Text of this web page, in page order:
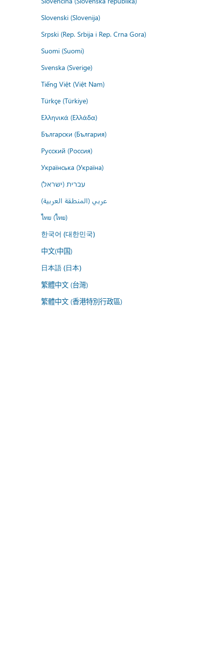
Slovenski (Slovenija)
Srpski (Rep. Srbija i Rep. Crna Gora)
Suomi (Suomi)
Svenska (Sverige)
Tiếng Việt (Việt Nam)
Türkçe (Türkiye)
Ελληνικά (Ελλάδα)
Български (България)
Русский (Россия)
Українська (Україна)
עברית (ישראל)
عربي (المنطقة العربية)
ไทย (ไทย)
한국어 (대한민국)
中文(中国)
日本語 (日本)
繁體中文 (台灣)
繁體中文 (香港特別行政區)